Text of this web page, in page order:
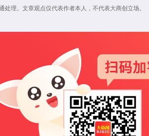
处理。文章观点仅代表作者本人，不代表大商创立场。